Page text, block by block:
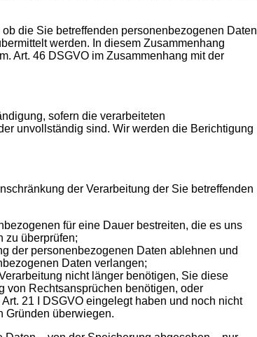
die Sie betreffenden personenbezogenen Daten
werden. In diesem Zusammenhang
Art. 46 DSGVO im Zusammenhang mit der
sofern die verarbeiteten
unvollständig sind. Wir werden die Berichtigung
der Verarbeitung der Sie betreffenden
für eine Dauer bestreiten, die es uns
zu überprüfen;
der personenbezogenen Daten ablehnen und
Daten verlangen;
nicht länger benötigen, Sie diese
von Rechtsansprüchen benötigen, oder
21 I DSGVO eingelegt haben und noch nicht
Gründen überwiegen.